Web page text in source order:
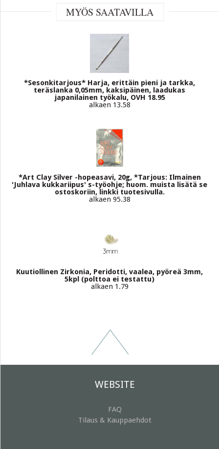
MYÖS SAATAVILLA
*Sesonkitarjous* Harja, erittäin pieni ja tarkka,
teräslanka 0,05mm, kaksipäinen, laadukas
japanilainen työkalu, OVH 18.95
alkaen 13.58
*Art Clay Silver -hopeasavi, 20g, *Tarjous: Ilmainen
'Juhlava kukkariipus' s-työohje; huom. muista lisätä se
ostoskoriin, linkki tuotesivulla.
alkaen 95.38
Kuutiollinen Zirkonia, Peridotti, vaalea, pyöreä 3mm,
5kpl (polttoa ei testattu)
alkaen 1.79
WEBSITE
FAQ
Tilaus & Kauppaehdot